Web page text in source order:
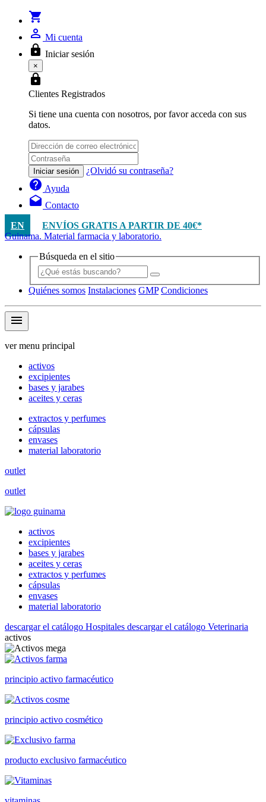
shopping_cart
person_outline Mi cuenta
lock Iniciar sesión
×
lock
Clientes Registrados
Si tiene una cuenta con nosotros, por favor acceda con sus
datos.
Iniciar sesión ¿Olvidó su contraseña?
help Ayuda
drafts Contacto
EN
ENVÍOS GRATIS A PARTIR DE 40€*
Guinama. Material farmacia y laboratorio.
Búsqueda en el sitio
Quiénes somos Instalaciones GMP Condiciones
menu
ver menu principal
activos
excipientes
bases y jarabes
aceites y ceras
extractos y perfumes
cápsulas
envases
material laboratorio
outlet
outlet
activos
excipientes
bases y jarabes
aceites y ceras
extractos y perfumes
cápsulas
envases
material laboratorio
descargar el catálogo Hospitales descargar el catálogo Veterinaria
activos
principio activo farmacéutico
principio activo cosmético
producto exclusivo farmacéutico